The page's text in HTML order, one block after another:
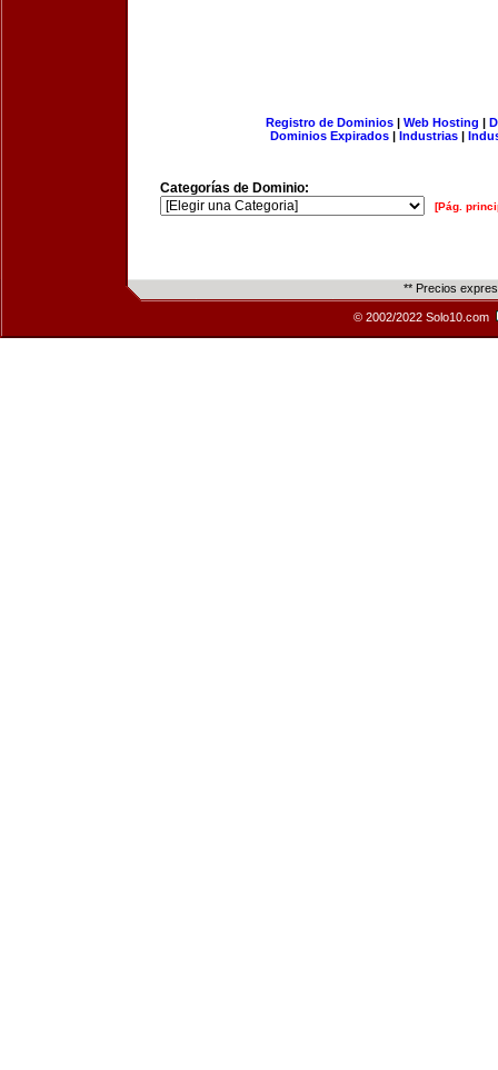
Registro de Dominios| Web Hosting |
Dominios Expirados | Industrias |
Categorías de Dominio:
[Pág.
** Precios
© 2002/2022 Solo10.com